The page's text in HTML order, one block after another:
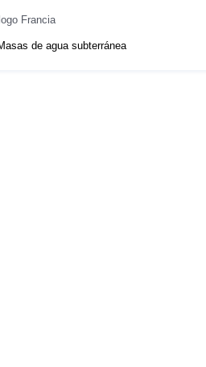
Francia
de agua subterránea